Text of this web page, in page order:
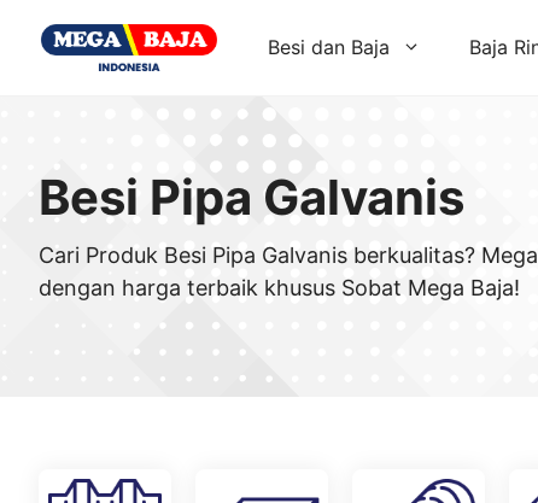
Besi dan Baja Baja
Besi Pipa Galvanis
Cari Produk Besi Pipa Galvanis berkualitas?
dengan harga terbaik khusus Sobat Mega Baja!